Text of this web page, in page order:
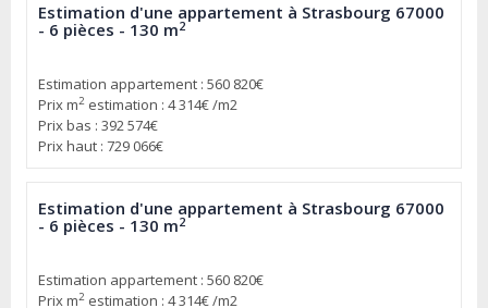
Estimation d'une appartement à Strasbourg 67000
- 6 pièces - 130 m2
Estimation appartement : 560 820€
Prix m2 estimation : 4 314€ /m2
Prix bas : 392 574€
Prix haut : 729 066€
Estimation d'une appartement à Strasbourg 67000
- 6 pièces - 130 m2
Estimation appartement : 560 820€
Prix m2 estimation : 4 314€ /m2